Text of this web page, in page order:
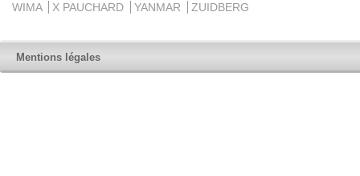
WIMA
X PAUCHARD YANMAR ZUIDBERG
Mentions légales